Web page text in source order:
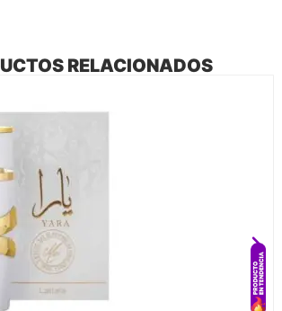
RELACIONADOS